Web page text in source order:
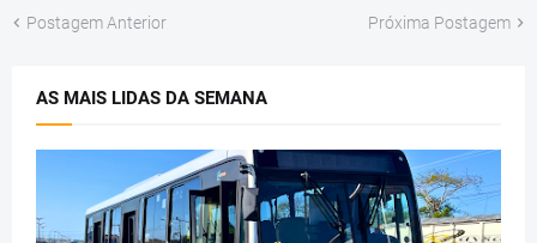
Postagem Anterior Próxima Postagem
AS MAIS LIDAS DA SEMANA